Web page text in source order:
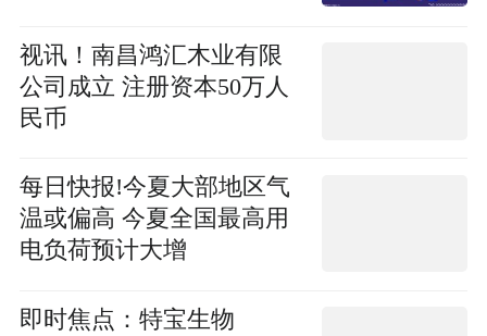
视讯！南昌鸿汇木业有限
公司成立 注册资本50万人
民币
每日快报!今夏大部地区气
温或偏高 今夏全国最高用
电负荷预计大增
即时焦点：特宝生物